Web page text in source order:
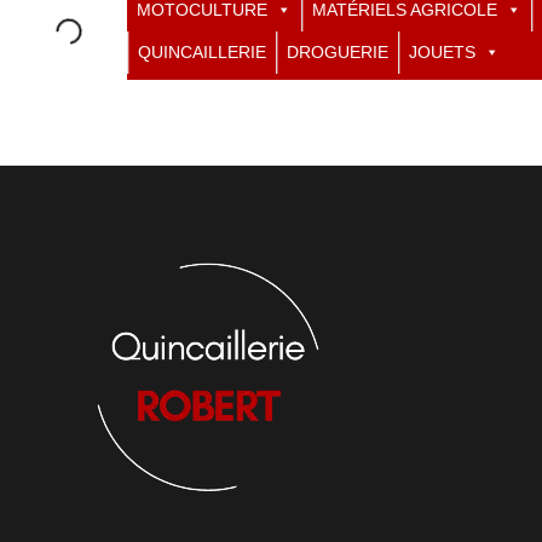
MOTOCULTURE MATÉRIELS AGRICOLE
QUINCAILLERIE DROGUERIE JOUETS